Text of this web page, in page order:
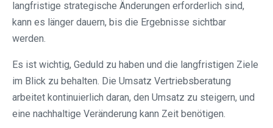
langfristige strategische Änderungen erforderlich sind,
kann es länger dauern, bis die Ergebnisse sichtbar
werden.
Es ist wichtig, Geduld zu haben und die langfristigen Ziele
im Blick zu behalten. Die Umsatz Vertriebsberatung
arbeitet kontinuierlich daran, den Umsatz zu steigern, und
eine nachhaltige Veränderung kann Zeit benötigen.